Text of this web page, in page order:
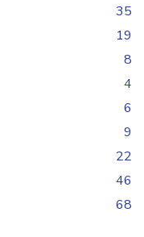
35
19
8
4
6
9
22
46
68